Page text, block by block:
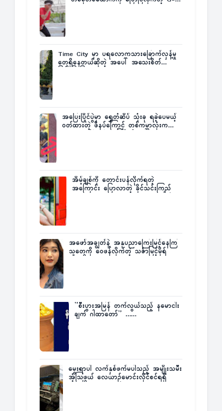
Time City မှာ ပရလောကသားခြောက်လှန့်မှု
တွေရှိနေတယ်ဆိုတဲ့ အပေါ် အသေးစိတ်
အပြေးပြိုင်ပွဲမှာ ရွှေတံဆိပ် သုံးခု ရခဲ့ပေမယ့်
ဝတ်ထားတဲ့ ဖိနပ်ကြောင့် တစ်ကမ္ဘာလုံးက
အိမ့်ချစ်ကို တောင်းပန်လိုက်ရတဲ့
အကြောင်း ပြောလာတဲ့ ခိုင်သင်းကြည်
အဖော်အချွတ်နဲ့ အနုပညာကြေးမြင့်နေကြ
သူတွေကို ဝေဖန်လိုက်တဲ့ သင်္ဇာမြင့်မိုရ်
”စီးပွားအမြန် တက်လွယ်သည့် နမောငါး
ချက် ဂါထာတော်” ……
မွေးရာပါ လက်နှစ်ဖက်မပါသည့် အမျိုးသမီး
အံ့သြဖွယ် လေယာဉ်မောင်းလိုင်စင်ရရှိ